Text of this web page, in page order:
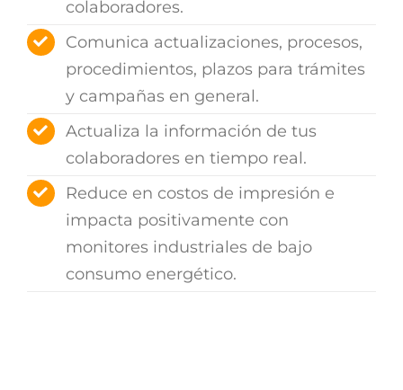
colaboradores.
Comunica actualizaciones, procesos,
procedimientos, plazos para trámites
y campañas en general.
Actualiza la información de tus
colaboradores en tiempo real.
Reduce en costos de impresión e
impacta positivamente con
monitores industriales de bajo
consumo energético.